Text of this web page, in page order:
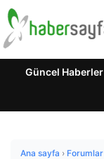
Güncel Haberler
Ana sayfa › Forumlar